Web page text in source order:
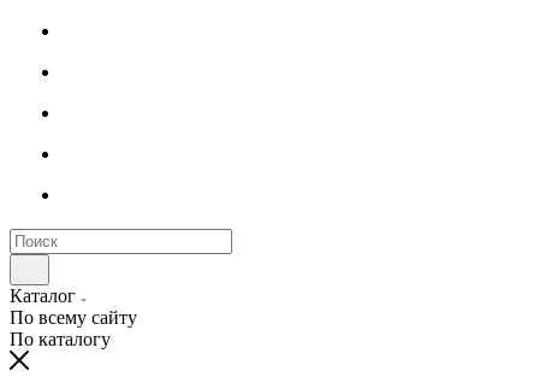
Каталог
По всему сайту
По каталогу